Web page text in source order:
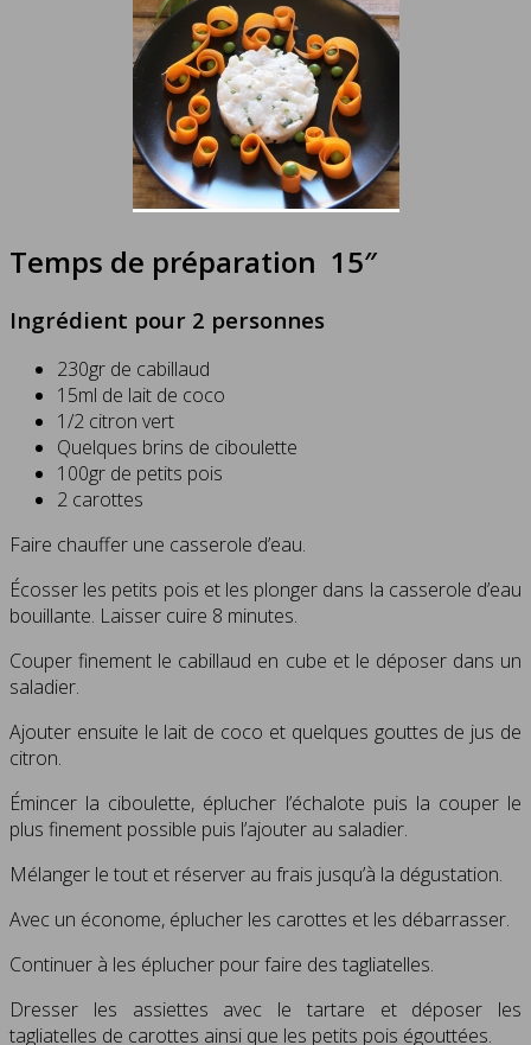
Temps de préparation 15″
Ingrédient pour 2 personnes
230gr de cabillaud
15ml de lait de coco
1/2 citron vert
Quelques brins de ciboulette
100gr de petits pois
2 carottes
Faire chauffer une casserole d’eau.
Écosser les petits pois et les plonger dans la casserole d’eau
bouillante. Laisser cuire 8 minutes.
Couper finement le cabillaud en cube et le déposer dans un
saladier.
Ajouter ensuite le lait de coco et quelques gouttes de jus de
citron.
Émincer la ciboulette, éplucher l’échalote puis la couper le
plus finement possible puis l’ajouter au saladier.
Mélanger le tout et réserver au frais jusqu’à la dégustation.
Avec un économe, éplucher les carottes et les débarrasser.
Continuer à les éplucher pour faire des tagliatelles.
Dresser les assiettes avec le tartare et déposer les
tagliatelles de carottes ainsi que les petits pois égouttées.